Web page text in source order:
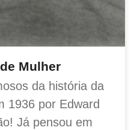
Mulher
da história da
1936 por Edward
Já pensou em